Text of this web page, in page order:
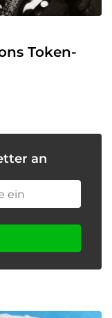
Token-
an